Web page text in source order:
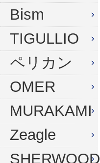
ウェットスーツ
インナー
グローブ
バッグ
ウェイト
ナイフ
フードベスト
メッシュバッグ
ウェイトベルト
アンクルウェイト
ウェイトベスト
水中ライト
Bism
TIGULLIO
ペリカン
OMER
MURAKAMI
Zeagle
SHERWOOD